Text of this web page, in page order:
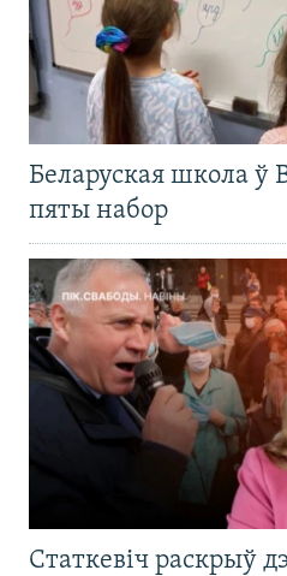
Беларуская школа ў
пяты набор
Статкевіч раскрыў